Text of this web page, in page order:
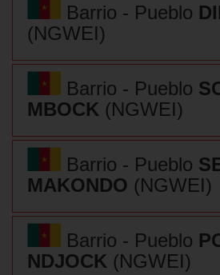
Barrio - Pueblo
(NGWEI)
Barrio - Pueblo
MBOCK (NGWEI)
Barrio - Pueblo
MAKONDO (NGWEI)
Barrio - Pueblo
NDJOCK (NGWEI)